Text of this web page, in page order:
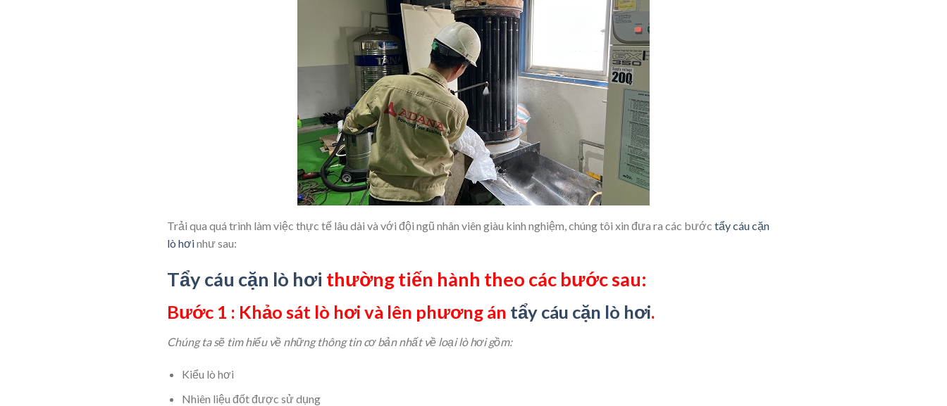
Trải qua quá trình làm việc thực tế lâu dài và với đội ngũ nhân viên giàu kinh nghiệm, chúng tôi xin đưa ra các bước tẩy cáu cặn
lò hơinhư sau:
Tẩy cáu cặn lò hơi thường tiến hành theo các bước sau:
Bước 1 : Khảo sát lò hơi và lên phương án tẩy cáu cặn lò hơi.
Chúng ta sẽ tìm hiểu về những thông tin cơ bản nhất về loại lò hơi gồm:
Kiểu lò hơi
Nhiên liệu đốt được sử dụng